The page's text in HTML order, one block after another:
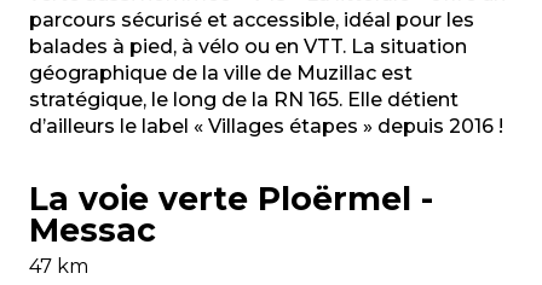
parcours sécurisé et accessible, idéal pour les
balades à pied, à vélo ou en VTT. La situation
géographique de la ville de Muzillac est
stratégique, le long de la RN 165. Elle détient
d’ailleurs le label « Villages étapes » depuis 2016 !
La voie verte Ploërmel -
Messac
47 km